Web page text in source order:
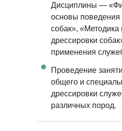
Дисциплины —
основы поведения
собак», «Методика
дрессировки
применения
Проведение
общего и
дрессировки
различных пород.